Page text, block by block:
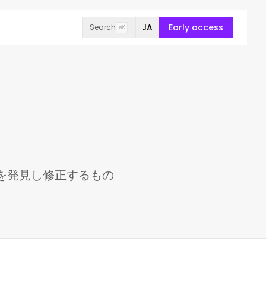
Search ⌘K JA Early access
発見し修正するもの